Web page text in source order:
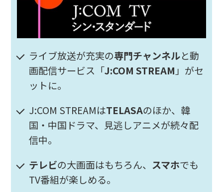
ライブ放送が充実の専門チャンネルと動
画配信サービス「J:COM STREAM 」がセ
ットに。
J:COM STREAMはTELASAのほか、韓
国・中国ドラマ、見逃しアニメが続々配
信中。
テレビの大画面はもちろん、 スマホでも
TV番組が楽しめる。